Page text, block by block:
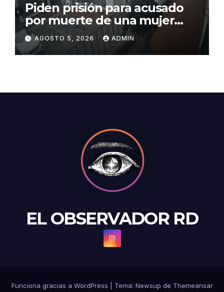
Piden prisión para acusado
por muerte de una mujer
durante intento de robo en
plaza comercial en Piantini
AGOSTO 5, 2026 ADMIN
EL OBSERVADOR RD
Funciona gracias a WordPress Tema: Newsup de Themeansar